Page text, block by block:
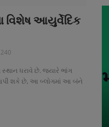
વિશેષ આયુર્વેદિક
240
ધરાવે છે. જ્યારે ભાંગ
આપી શકે છે, આ બ્લોગમાં આ બંને